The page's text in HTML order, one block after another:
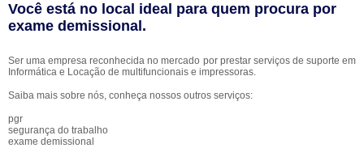
Você está no local ideal para quem procura por
exame demissional .
Ser uma empresa reconhecida no mercado por prestar serviços de suporte em
Informática e Locação de multifuncionais e impressoras.
Saiba mais sobre nós, conheça nossos outros serviços:
pgr
segurança do trabalho
exame demissional